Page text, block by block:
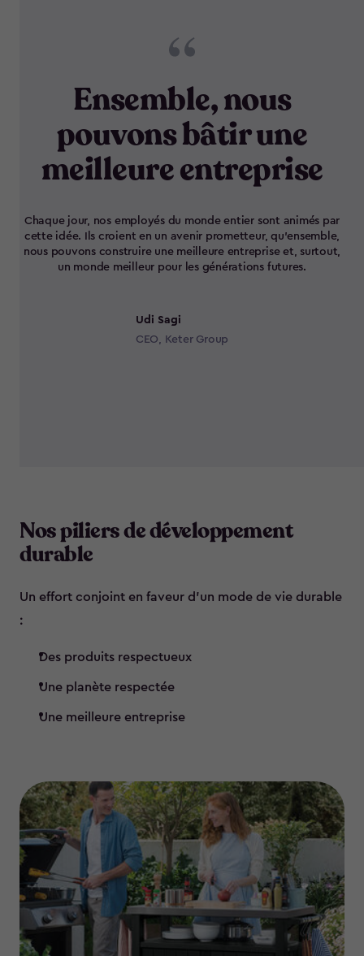
Ensemble, nous
pouvons bâtir une
meilleure entreprise
Chaque jour, nos employés du monde entier sont animés par
cette idée. Ils croient en un avenir prometteur, qu’ensemble,
nous pouvons construire une meilleure entreprise et, surtout,
un monde meilleur pour les générations futures.
Udi Sagi
CEO, Keter Group
Nos piliers de développement
durable
Un effort conjoint en faveur d’un mode de vie durable
:
Des produits respectueux
Une planète respectée
Une meilleure entreprise